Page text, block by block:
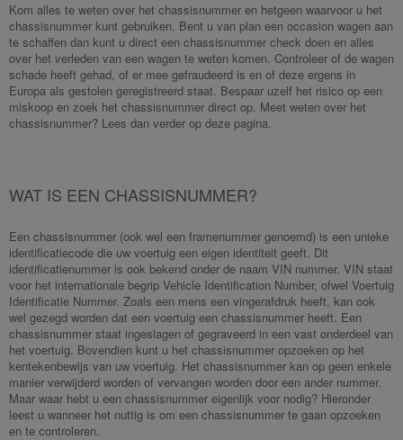
Kom alles te weten over het chassisnummer en hetgeen waarvoor u het
chassisnummer kunt gebruiken. Bent u van plan een occasion wagen aan
te schaffen dan kunt u direct een chassisnummer check doen en alles
over het verleden van een wagen te weten komen. Controleer of de wagen
schade heeft gehad, of er mee gefraudeerd is en of deze ergens in
Europa als gestolen geregistreerd staat. Bespaar uzelf het risico op een
miskoop en zoek het chassisnummer direct op. Meet weten over het
chassisnummer? Lees dan verder op deze pagina.
WAT IS EEN CHASSISNUMMER?
Een chassisnummer (ook wel een framenummer genoemd) is een unieke
identificatiecode die uw voertuig een eigen identiteit geeft. Dit
identificatienummer is ook bekend onder de naam VIN nummer. VIN staat
voor het internationale begrip Vehicle Identification Number, ofwel Voertuig
Identificatie Nummer. Zoals een mens een vingerafdruk heeft, kan ook
wel gezegd worden dat een voertuig een chassisnummer heeft. Een
chassisnummer staat ingeslagen of gegraveerd in een vast onderdeel van
het voertuig. Bovendien kunt u het chassisnummer opzoeken op het
kentekenbewijs van uw voertuig. Het chassisnummer kan op geen enkele
manier verwijderd worden of vervangen worden door een ander nummer.
Maar waar hebt u een chassisnummer eigenlijk voor nodig? Hieronder
leest u wanneer het nuttig is om een chassisnummer te gaan opzoeken
en te controleren.